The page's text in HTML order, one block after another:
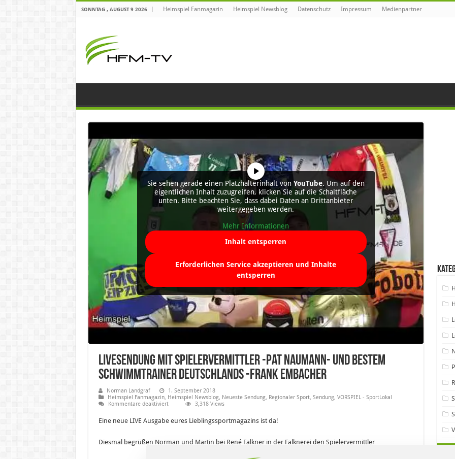
SONNTAG , AUGUST 9 2026 Heimspiel Fanmagazin Heimspiel Newsblog Datenschutz Impressum Medienpartner
Sie sehen gerade einen Platzhalterinhalt von YouTube. Um auf den
eigentlichen Inhalt zuzugreifen, klicken Sie auf die Schaltfläche
unten. Bitte beachten Sie, dass dabei Daten an Drittanbieter
weitergegeben werden.
Mehr Informationen
Inhalt entsperren
Erforderlichen Service akzeptieren und Inhalte
entsperren
Livesendung mit Spielervermittler -Pat Naumann- und bestem
Schwimmtrainer Deutschlands -Frank Embacher
Norman Landgraf
1. September 2018
Heimspiel Fanmagazin, Heimspiel Newsblog, Neueste Sendung, Regionaler Sport, Sendung, VORSPIEL - SportLokal
Kommentare deaktiviertfür
Spielervermittler
Naumann-
3,318 Views
Eine neue LIVE Ausgabe eures Lieblingssportmagazins ist da!
Diesmal begrüßen Norman und Martin bei René Falkner in der Falknerei den Spielervermittler